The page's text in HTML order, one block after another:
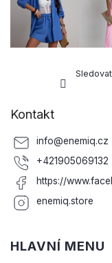
Kontakt
info@enemiq.cz
+421905069132
https://
enemiq.store
HLAVNÍ MENU